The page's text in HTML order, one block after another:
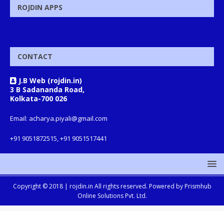
ROJDIN APPS
CONTACT
J.B Web (rojdin.in)
3 B Sadananda Road,
Kolkata-700 026
Email: acharya.piyali@gmail.com
+91 9051872515, +91 9051517441
Copyright © 2018 | rojdin.in All rights reserved. Powered by Prismhub
Online Solutions Pvt. Ltd.